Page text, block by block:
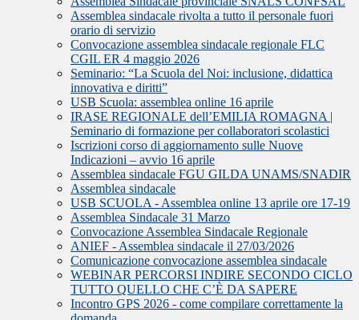
Assemblea sindacale rivolta a tutto il personale fuori
orario di servizio
Convocazione assemblea sindacale regionale FLC
CGIL ER 4 maggio 2026
Seminario: “La Scuola del Noi: inclusione, didattica
innovativa e diritti”
USB Scuola: assemblea online 16 aprile
IRASE REGIONALE dell’EMILIA ROMAGNA |
Seminario di formazione per collaboratori scolastici
Iscrizioni corso di aggiornamento sulle Nuove
Indicazioni – avvio 16 aprile
Assemblea sindacale FGU GILDA UNAMS/SNADIR
Assemblea sindacale
USB SCUOLA - Assemblea online 13 aprile ore 17-19
Assemblea Sindacale 31 Marzo
Convocazione Assemblea Sindacale Regionale
ANIEF - Assemblea sindacale il 27/03/2026
Comunicazione convocazione assemblea sindacale
WEBINAR PERCORSI INDIRE SECONDO CICLO
TUTTO QUELLO CHE C’È DA SAPERE
Incontro GPS 2026 - come compilare correttamente la